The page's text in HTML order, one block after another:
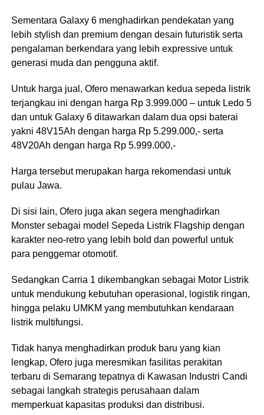
Sementara Galaxy 6 menghadirkan pendekatan yang
lebih stylish dan premium dengan desain futuristik serta
pengalaman berkendara yang lebih expressive untuk
generasi muda dan pengguna aktif.
Untuk harga jual, Ofero menawarkan kedua sepeda listrik
terjangkau ini dengan harga Rp 3.999.000 – untuk Ledo 5
dan untuk Galaxy 6 ditawarkan dalam dua opsi baterai
yakni 48V15Ah dengan harga Rp 5.299.000,- serta
48V20Ah dengan harga Rp 5.999.000,-
Harga tersebut merupakan harga rekomendasi untuk
pulau Jawa.
Di sisi lain, Ofero juga akan segera menghadirkan
Monster sebagai model Sepeda Listrik Flagship dengan
karakter neo-retro yang lebih bold dan powerful untuk
para penggemar otomotif.
Sedangkan Carria 1 dikembangkan sebagai Motor Listrik
untuk mendukung kebutuhan operasional, logistik ringan,
hingga pelaku UMKM yang membutuhkan kendaraan
listrik multifungsi.
Tidak hanya menghadirkan produk baru yang kian
lengkap, Ofero juga meresmikan fasilitas perakitan
terbaru di Semarang tepatnya di Kawasan Industri Candi
sebagai langkah strategis perusahaan dalam
memperkuat kapasitas produksi dan distribusi.